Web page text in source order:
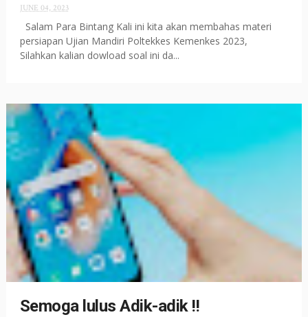
JUNE 04, 2023
Salam Para Bintang Kali ini kita akan membahas materi
persiapan Ujian Mandiri Poltekkes Kemenkes 2023,
Silahkan kalian dowload soal ini da...
Semoga lulus Adik-adik !!